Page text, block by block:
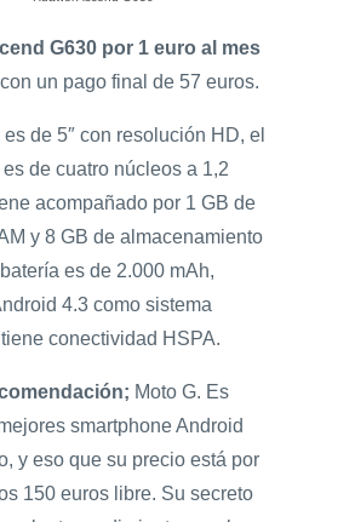
G630 por 1 euro al mes
con un pago final de 57 euros.
de 5″ con resolución HD, el
de cuatro núcleos a 1,2
acompañado por 1 GB de
y 8 GB de almacenamiento
es de 2.000 mAh,
4.3 como sistema
conectividad HSPA.
Moto G. Es
smartphone Android
y eso que su precio está por
150 euros libre. Su secreto